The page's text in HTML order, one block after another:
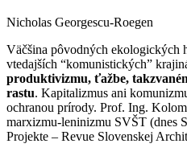
Nicholas Georgescu-Roegen
Väčšina pôvodných ekologických
vtedajších “komunistických”
produktivizmu, ťažbe,
rastu. Kapitalizmus ani
ochranou prírody. Prof. Ing.
marxizmu-leninizmu SVŠT (dnes
Projekte – Revue Slovenskej